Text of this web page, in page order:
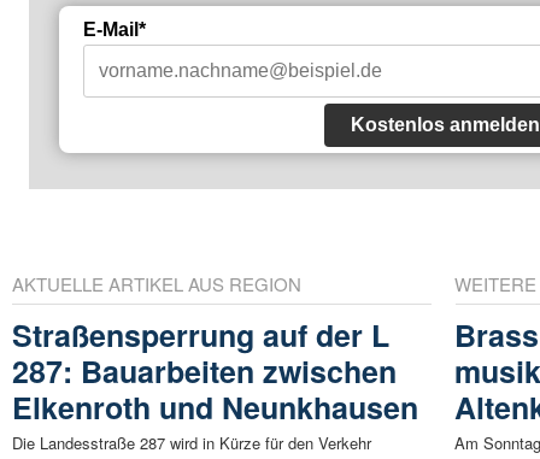
E-Mail*
Kostenlos anmelden
AKTUELLE ARTIKEL AUS REGION
Straßensperrung auf der L
287: Bauarbeiten zwischen
Elkenroth und Neunkhausen
Die Landesstraße 287 wird in Kürze für den Verkehr
Am